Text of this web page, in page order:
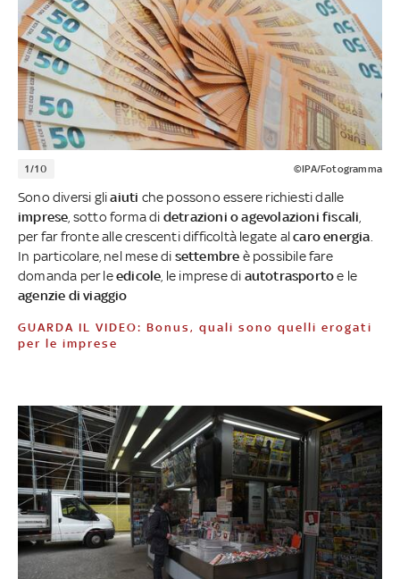
1/10 ©IPA/Fotogramma
Sono diversi gliaiuti che possono essere richiesti dalle
imprese , sotto forma di detrazioni o agevolazioni fiscali
per far fronte alle crescenti difficoltà legate alcaro energia
In particolare, nel mese di settembre è possibile fare
domanda per leedicole , le imprese di autotrasportoe le
agenzie di viaggio
GUARDA IL VIDEO: Bonus, quali sono quelli erogati
per le imprese